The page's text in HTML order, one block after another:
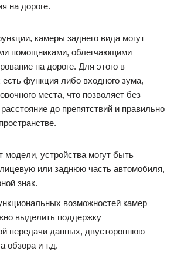
на дороге.
камеры заднего вида могут
помощниками, облегчающими
на дороге. Для этого в
функция либо входного зума,
места, что позволяет без
до препятствий и правильно
модели, устройства могут быть
или заднюю часть автомобиля,
знак.
возможностей камер
выделить поддержку
передачи данных, двустороннюю
обзора и т.д.